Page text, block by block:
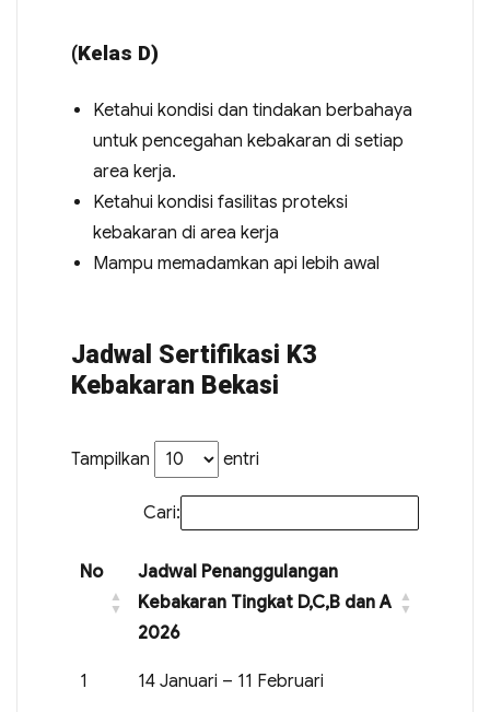
(Kelas D)
Ketahui kondisi dan tindakan berbahaya
untuk pencegahan kebakaran di setiap
area kerja.
Ketahui kondisi fasilitas proteksi
kebakaran di area kerja
Mampu memadamkan api lebih awal
Jadwal Sertifikasi K3
Kebakaran Bekasi
Tampilkan entri
Cari:
No
Jadwal Penanggulangan
Kebakaran Tingkat D,C,B dan A
2026
1 14 Januari – 11 Februari